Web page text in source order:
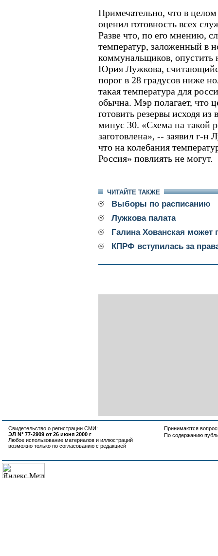
Примечательно, что в
оценил готовность всех
Разве что, по его мнению,
температур, заложенный в
коммунальщиков, опустить
Юрия Лужкова,
порог в 28 градусов ниже
такая температура для
обычна. Мэр полагает, что
готовить резервы исходя
минус 30. «Схема на такой
заготовлена», -- заявил г-
что на колебания
Россия» повлиять не могут.
ЧИТАЙТЕ ТАКЖЕ
Выборы по расписанию
Лужкова палата
Галина Хованская может
КПРФ вступилась за
Свидетельство о регистрации СМИ:
ЭЛ N° 77-2909 от 26 июня 2000 г
Любое использование материалов и иллюстраций
возможно только по согласованию с редакцией
Принимаются
По содержанию